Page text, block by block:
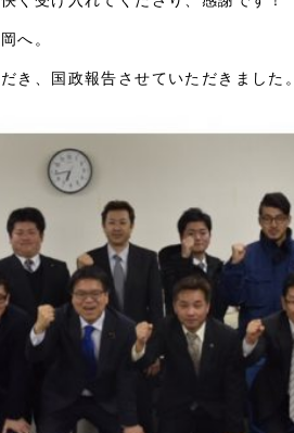
へ。
き、国政報告させていただきました。